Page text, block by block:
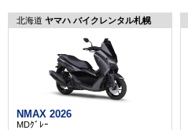
北海道 ヤマハ バイクレンタル札幌
NMAX 2026
MDｸﾞﾚｰ